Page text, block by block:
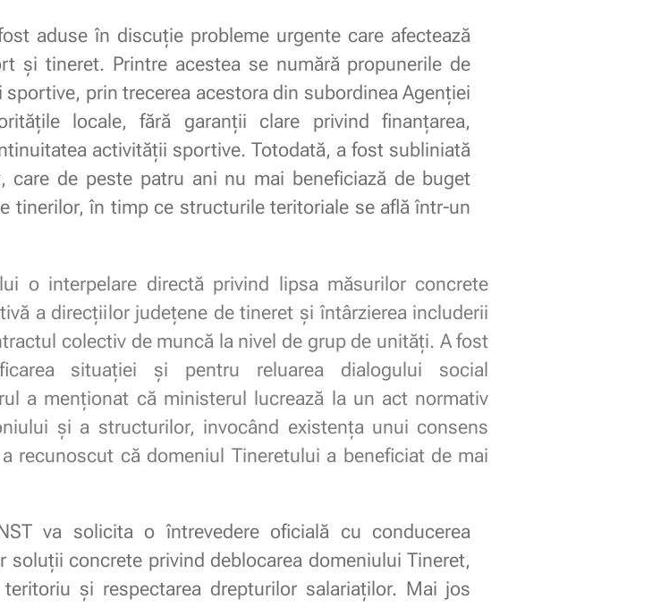
aduse în discuție probleme urgente care afectează
și tineret. Printre acestea se numără propunerile de
prin trecerea acestora din subordinea Agenției
locale, fără garanții clare privind finanțarea,
activității sportive. Totodată, a fost subliniată
care de peste patru ani nu mai beneficiază de buget
tinerilor, în timp ce structurile teritoriale se află într-un
o interpelare directă privind lipsa măsurilor concrete
a direcțiilor județene de tineret și întârzierea includerii
colectiv de muncă la nivel de grup de unități. A fost
situației și pentru reluarea dialogului social
a menționat că ministerul lucrează la un act normativ
și a structurilor, invocând existența unui consens
recunoscut că domeniul Tineretului a beneficiat de mai
va solicita o întrevedere oficială cu conducerea
concrete privind deblocarea domeniului Tineret,
și respectarea drepturilor salariaților. Mai jos